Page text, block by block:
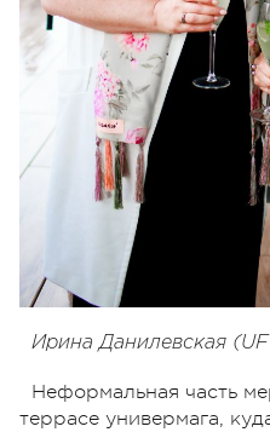
Ирина Данилевская
Неформальная часть
террасе универмага,